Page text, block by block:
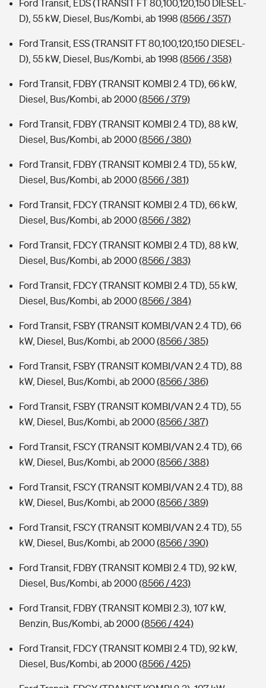
Ford Transit, EDS (TRANSIT FT 80,100,120,150 DIESEL-
D), 55 kW, Diesel, Bus/Kombi, ab 1998 (8566 / 357)
Ford Transit, ESS (TRANSIT FT 80,100,120,150 DIESEL-
D), 55 kW, Diesel, Bus/Kombi, ab 1998 (8566 / 358)
Ford Transit, FDBY (TRANSIT KOMBI 2.4 TD), 66 kW,
Diesel, Bus/Kombi, ab 2000(8566 / 379)
Ford Transit, FDBY (TRANSIT KOMBI 2.4 TD), 88 kW,
Diesel, Bus/Kombi, ab 2000(8566 / 380)
Ford Transit, FDBY (TRANSIT KOMBI 2.4 TD), 55 kW,
Diesel, Bus/Kombi, ab 2000(8566 / 381)
Ford Transit, FDCY (TRANSIT KOMBI 2.4 TD), 66 kW,
Diesel, Bus/Kombi, ab 2000(8566 / 382)
Ford Transit, FDCY (TRANSIT KOMBI 2.4 TD), 88 kW,
Diesel, Bus/Kombi, ab 2000(8566 / 383)
Ford Transit, FDCY (TRANSIT KOMBI 2.4 TD), 55 kW,
Diesel, Bus/Kombi, ab 2000(8566 / 384)
Ford Transit, FSBY (TRANSIT KOMBI/VAN 2.4 TD), 66
kW, Diesel, Bus/Kombi, ab 2000(8566 / 385)
Ford Transit, FSBY (TRANSIT KOMBI/VAN 2.4 TD), 88
kW, Diesel, Bus/Kombi, ab 2000(8566 / 386)
Ford Transit, FSBY (TRANSIT KOMBI/VAN 2.4 TD), 55
kW, Diesel, Bus/Kombi, ab 2000(8566 / 387)
Ford Transit, FSCY (TRANSIT KOMBI/VAN 2.4 TD), 66
kW, Diesel, Bus/Kombi, ab 2000(8566 / 388)
Ford Transit, FSCY (TRANSIT KOMBI/VAN 2.4 TD), 88
kW, Diesel, Bus/Kombi, ab 2000(8566 / 389)
Ford Transit, FSCY (TRANSIT KOMBI/VAN 2.4 TD), 55
kW, Diesel, Bus/Kombi, ab 2000(8566 / 390)
Ford Transit, FDBY (TRANSIT KOMBI 2.4 TD), 92 kW,
Diesel, Bus/Kombi, ab 2000(8566 / 423)
Ford Transit, FDBY (TRANSIT KOMBI 2.3), 107 kW,
Benzin, Bus/Kombi, ab 2000(8566 / 424)
Ford Transit, FDCY (TRANSIT KOMBI 2.4 TD), 92 kW,
Diesel, Bus/Kombi, ab 2000(8566 / 425)